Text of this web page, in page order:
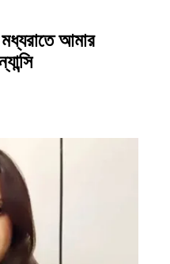
আমার